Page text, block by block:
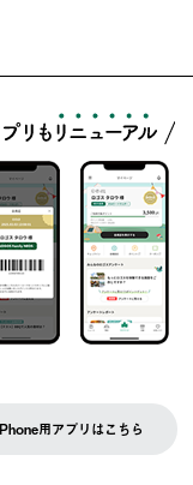
用アプリはこちら